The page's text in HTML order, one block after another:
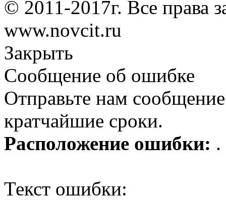
© 2011-2017г. Все права
www.novcit.ru
Закрыть
Сообщение об ошибке
Отправьте нам
кратчайшие сроки.
Расположение ошибки: .
Текст ошибки: